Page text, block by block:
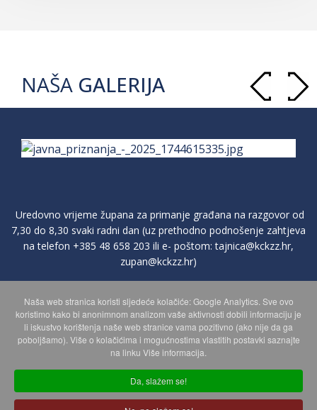
NAŠA GALERIJA
Uredovno vrijeme župana za primanje građana na razgovor od
7,30 do 8,30 svaki radni dan (uz prethodno podnošenje zahtjeva
na telefon +385 48 658 203 ili e- poštom:tajnica@kckzz.hr,
zupan@kckzz.hr)
POLITIKA ZAŠTITE PRIVATNOSTI OSOBNIH PODATAKA
MAPA WEBA
Copyright © 2026 Koprivničko - križevačka županija. Sva prava
Naša web stranica koristi sljedeće kolačiće: Google Analytics. Sve ovo
koristimo kako bi anonimnom analizom vaše aktivnosti dobili informaciju je
li iskustvo korištenja naše web stranice vama pozitivno (ako nije da ga
poboljšamo). Više o kolačićima i mogućnostima vlastitih postavki saznajte
na linku Više informacija.
Da, slažem se!